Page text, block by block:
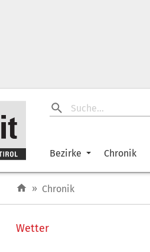
Bezirke Chronik
» Chronik
Wetter